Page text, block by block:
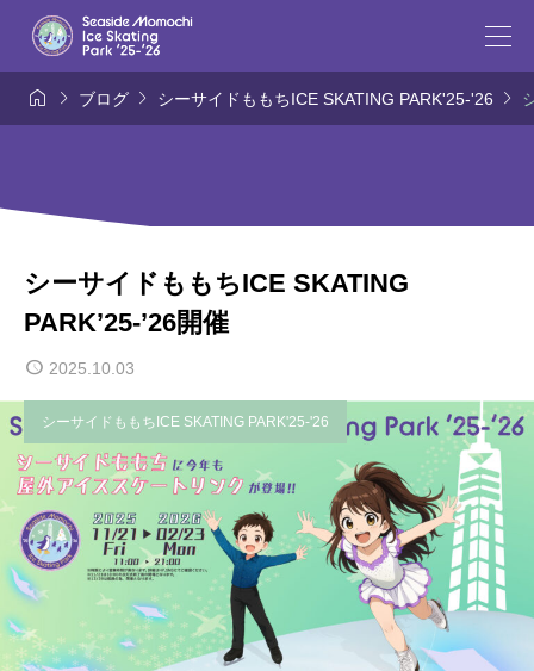
  ブログ  シーサイドももちICE SKATING PARK'25-'26 
シーサイドももちICE SKATING
PARK’25-’26開催
2025.10.03
シーサイドももちICE SKATING PARK'25-'26